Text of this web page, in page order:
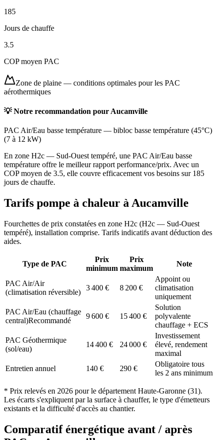
185
Jours de chauffe
3.5
COP moyen PAC
Zone de plaine — conditions optimales pour les PAC
aérothermiques
💡 Notre recommandation pour Aucamville
PAC Air/Eau basse température — bibloc basse température (45°C)
(7 à 12 kW)
En zone H2c — Sud-Ouest tempéré, une PAC Air/Eau basse
température offre le meilleur rapport performance/prix. Avec un
COP moyen de 3.5, elle couvre efficacement vos besoins sur 185
jours de chauffe.
Tarifs pompe à chaleur à Aucamville
Fourchettes de prix constatées en zone H2c (H2c — Sud-Ouest
tempéré), installation comprise. Tarifs indicatifs avant déduction des
aides.
Type de PAC
Prix
minimum
Prix
maximum
Note
PAC Air/Air
(climatisation réversible)
3 400 € 8 200 €
Appoint ou
climatisation
uniquement
PAC Air/Eau (chauffage
central)Recommandé
9 600 € 15 400 €
Solution
polyvalente
chauffage + ECS
PAC Géothermique
(sol/eau)
14 400 € 24 000 €
Investissement
élevé, rendement
maximal
Entretien annuel
140 € 290 €
Obligatoire tous
les 2 ans minimum
* Prix relevés en 2026 pour le département Haute-Garonne (31).
Les écarts s'expliquent par la surface à chauffer, le type d'émetteurs
existants et la difficulté d'accès au chantier.
Comparatif énergétique avant / après